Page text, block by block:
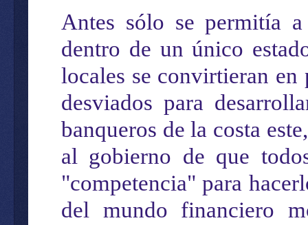
Antes sólo se permitía
dentro de unúnico
locales se convirtieran en
desviados para
banqueros de la costa
al gobierno de que
"competencia" para
del mundo financiero